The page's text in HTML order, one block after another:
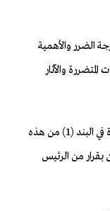
الضرر والأهمية
والآثار
(2) يكون تقدير غرامة المخالفات الجسيمة المذكورة في البند (1) من هذه
بقرار من الرئيس